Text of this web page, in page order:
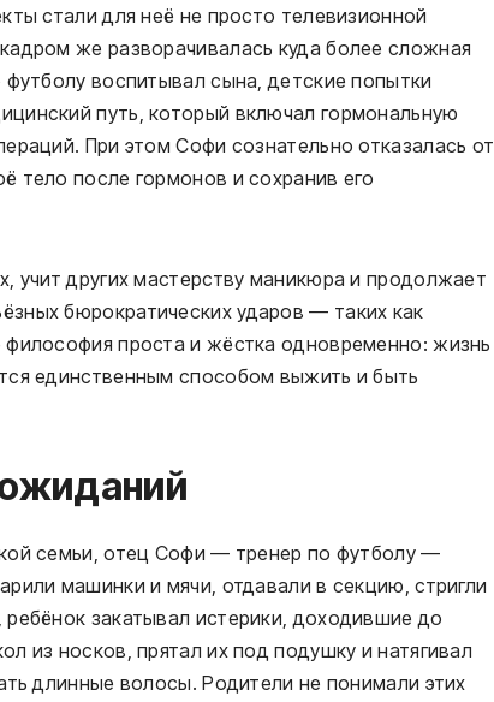
стали для неё не просто телевизионной
же разворачивалась куда более сложная
воспитывал сына, детские попытки
путь, который включал гормональную
При этом Софи сознательно отказалась от
тело после гормонов и сохранив его
учит других мастерству маникюра и продолжает
бюрократических ударов — таких как
проста и жёстка одновременно: жизнь
единственным способом выжить и быть
семьи, отец Софи — тренер по футболу —
машинки и мячи, отдавали в секцию, стригли
закатывал истерики, доходившие до
из носков, прятал их под подушку и натягивал
длинные волосы. Родители не понимали этих